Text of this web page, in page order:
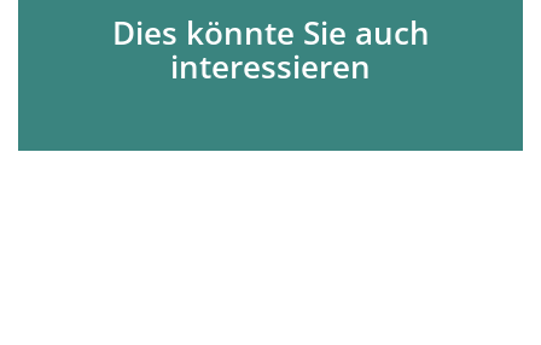
Dies könnte Sie auch
interessieren